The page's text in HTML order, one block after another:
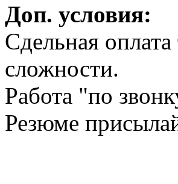
Доп. условия:
Сдельная
сложности.
Работа "по
Резюме